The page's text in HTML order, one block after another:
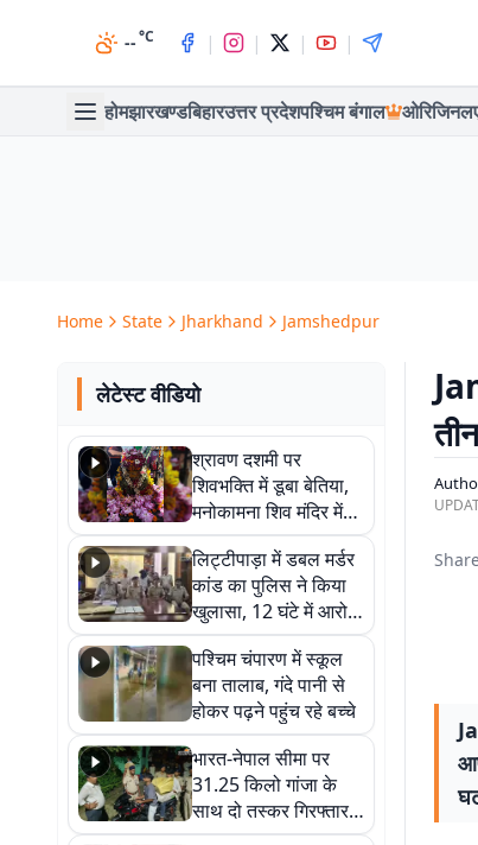
--°C | | | |
होमझारखण्डबिहारउत्तर प्रदेशपश्चिम बंगाल ओरिजिनल
Home State Jharkhand Jamshedpur
लेटेस्ट वीडियो
श्रावण दशमी पर
शिवभक्ति में डूबा बेतिया,
मनोकामना शिव मंदिर में
हुआ भव्य श्रृंगार
लिट्टीपाड़ा में डबल मर्डर
कांड का पुलिस ने किया
खुलासा, 12 घंटे में आरोपी
गिरफ्तार
पश्चिम चंपारण में स्कूल
बना तालाब, गंदे पानी से
होकर पढ़ने पहुंच रहे बच्चे
भारत-नेपाल सीमा पर
31.25 किलो गांजा के
साथ दो तस्कर गिरफ्तार,
नेपाली नंबर की बाइक